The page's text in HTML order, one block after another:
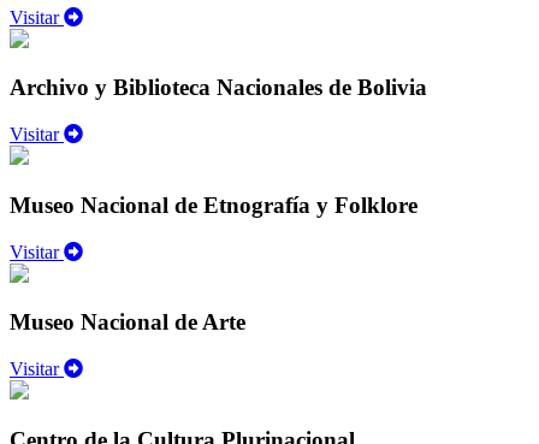
Visitar
Archivo y Biblioteca Nacionales de Bolivia
Visitar
Museo Nacional de Etnografía y Folklore
Visitar
Museo Nacional de Arte
Visitar